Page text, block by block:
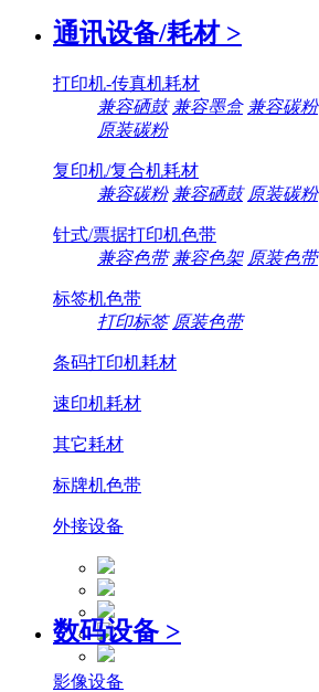
通讯设备/耗材 >
打印机-传真机耗材
兼容硒鼓 兼容墨盒 兼容碳粉
原装碳粉
复印机/复合机耗材
兼容碳粉 兼容硒鼓 原装碳粉
针式/票据打印机色带
兼容色带 兼容色架 原装色带
标签机色带
打印标签 原装色带
条码打印机耗材
速印机耗材
其它耗材
标牌机色带
外接设备
数码设备 >
影像设备